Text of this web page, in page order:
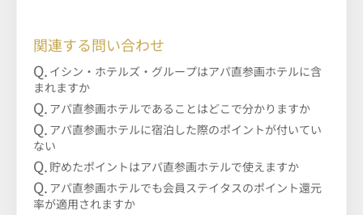
関連する問い合わせ
イシン・ホテルズ・グループはアパ直参画ホテルに含
まれますか
アパ直参画ホテルであることはどこで分かりますか
アパ直参画ホテルに宿泊した際のポイントが付いてい
ない
貯めたポイントはアパ直参画ホテルで使えますか
アパ直参画ホテルでも会員ステイタスのポイント還元
率が適用されますか